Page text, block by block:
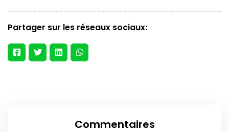
Partager sur les réseaux sociaux:
Commentaires